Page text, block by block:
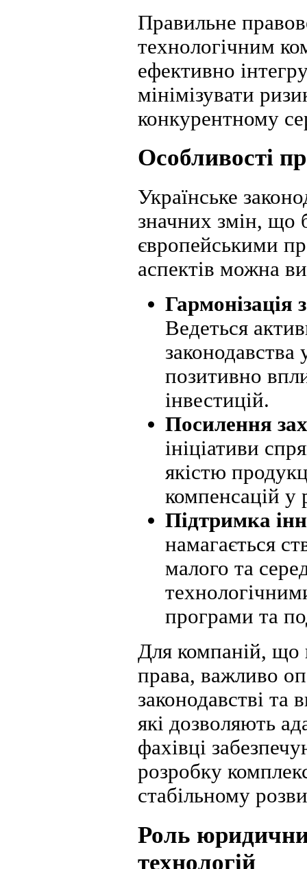
Правильне
технологічним
ефективно
мінімізувати
конкурентному
Особливості
Українське
значних змін, що
європейськими
аспектів можна
Ведеться
позитивно
інвестицій.
Посилення
ініціативи
якістю
компенсацій у
Підтримка
намагається
малого та
програми та
Для компаній, що
права, важливо
законодавстві та
які дозволяють
фахівці
розробку
стабільному
Роль
технологій